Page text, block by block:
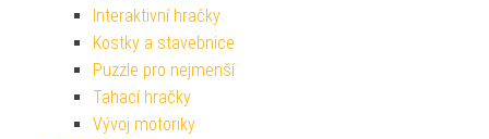
Interaktivní hračky
Kostky a stavebnice
Puzzle pro nejmenší
Tahací hračky
Vývoj motoriky